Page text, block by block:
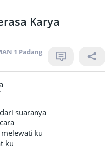
Karya
1 Padang
suaranya
melewati ku
ku